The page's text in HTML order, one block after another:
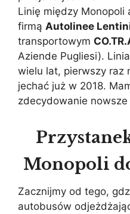
Linię między Monopoli
firmą Autolinee
transportowym
Aziende Pugliesi).
wielu lat, pierwszy raz
jechać już w 2018.
zdecydowanie
Monopoli
Zacznijmy od tego,
autobusów